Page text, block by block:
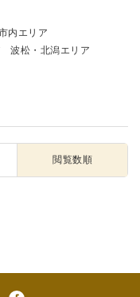
内エリア
波松・北潟エリア
閲覧数順